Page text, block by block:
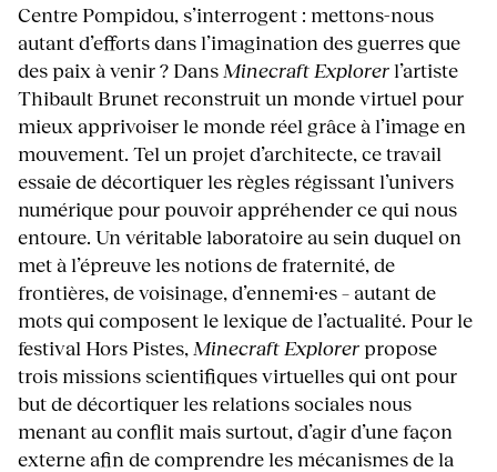
Centre Pompidou, s’interrogent : mettons-nous
autant d’efforts dans l’imagination des guerres que
des paix à venir ? Dans Minecraft Explorerl’artiste
Thibault Brunet reconstruit un monde virtuel pour
mieux apprivoiser le monde réel grâce à l’image en
mouvement. Tel un projet d’architecte, ce travail
essaie de décortiquer les règles régissant l’univers
numérique pour pouvoir appréhender ce qui nous
entoure. Un véritable laboratoire au sein duquel on
met à l’épreuve les notions de fraternité, de
frontières, de voisinage, d’ennemi·es – autant de
mots qui composent le lexique de l’actualité. Pour le
festival Hors Pistes, Minecraft Explorerpropose
trois missions scientifiques virtuelles qui ont pour
but de décortiquer les relations sociales nous
menant au conflit mais surtout, d’agir d’une façon
externe afin de comprendre les mécanismes de la